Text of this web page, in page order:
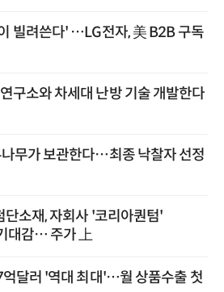
빌려쓴다' …LG전자, 美 B2B 구독
구소와 차세대 난방 기술 개발한다
나무가 보관한다…최종 낙찰자 선정
단소재, 자회사 '코리아퀀텀'
대감… 주가 上
달러 '역대 최대'…월 상품수출 첫